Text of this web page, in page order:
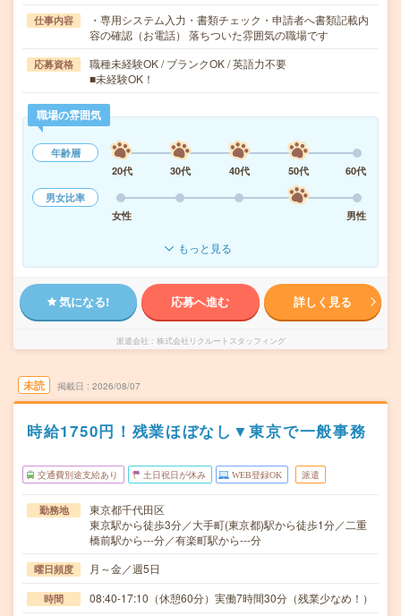
仕事内容
・専用システム入力・書類チェック・申請者へ書類記載内
容の確認（お電話） 落ちついた雰囲気の職場です
応募資格
職種未経験OK / ブランクOK / 英語力不要
■未経験OK！
職場の雰囲気
年齢層
20代
30代 40代 50代
60代
男女比率
女性
男性
もっと見る
気になる! 応募へ進む 詳しく見る
派遣会社 株式会社リクルートスタッフィング
未読 掲載日 2026/08/07
時給1750円！残業ほぼなし▼東京で一般事務
交通費別途支給あり 土日祝日が休み WEB登録OK 派遣
勤務地
東京都千代田区
東京駅から徒歩3分／大手町(東京都)駅から徒歩1分／二重
橋前駅から---分／有楽町駅から---分
曜日頻度 月～金／週5日
時間 08:40-17:10（休憩60分）実働7時間30分（残業少なめ！）